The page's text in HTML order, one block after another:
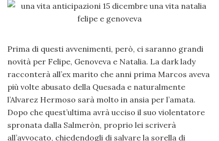
Prima di questi avvenimenti, però, ci saranno grandi
novità per Felipe, Genoveva e Natalia. La dark lady
racconterà all’ex marito che anni prima Marcos aveva
più volte abusato della Quesada e naturalmente
l’Alvarez Hermoso sarà molto in ansia per l’amata.
Dopo che quest’ultima avrà ucciso il suo violentatore
spronata dalla Salmeròn, proprio lei scriverà
all’avvocato, chiedendogli di salvare la sorella di